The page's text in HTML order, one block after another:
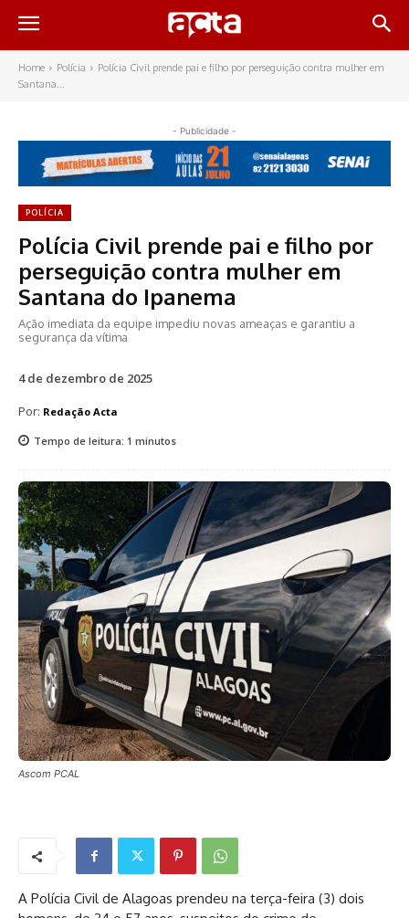
Home Polícia
Polícia Civil prende pai e filho por perseguição contra mulher em
Santana...
- Publicidade -
POLÍCIA
Polícia Civil prende pai e filho por
perseguição contra mulher em
Santana do Ipanema
Ação imediata da equipe impediu novas ameaças e garantiu a
segurança da vítima
4 de dezembro de 2025
Por: Redação Acta
Tempo de leitura: 1 minutos
Ascom PCAL
A Polícia Civil de Alagoas prendeu na terça-feira (3) dois